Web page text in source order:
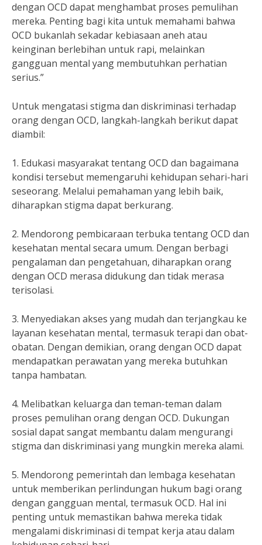
dengan OCD dapat menghambat proses pemulihan
mereka. Penting bagi kita untuk memahami bahwa
OCD bukanlah sekadar kebiasaan aneh atau
keinginan berlebihan untuk rapi, melainkan
gangguan mental yang membutuhkan perhatian
serius.”
Untuk mengatasi stigma dan diskriminasi terhadap
orang dengan OCD, langkah-langkah berikut dapat
diambil:
1. Edukasi masyarakat tentang OCD dan bagaimana
kondisi tersebut memengaruhi kehidupan sehari-hari
seseorang. Melalui pemahaman yang lebih baik,
diharapkan stigma dapat berkurang.
2. Mendorong pembicaraan terbuka tentang OCD dan
kesehatan mental secara umum. Dengan berbagi
pengalaman dan pengetahuan, diharapkan orang
dengan OCD merasa didukung dan tidak merasa
terisolasi.
3. Menyediakan akses yang mudah dan terjangkau ke
layanan kesehatan mental, termasuk terapi dan obat-
obatan. Dengan demikian, orang dengan OCD dapat
mendapatkan perawatan yang mereka butuhkan
tanpa hambatan.
4. Melibatkan keluarga dan teman-teman dalam
proses pemulihan orang dengan OCD. Dukungan
sosial dapat sangat membantu dalam mengurangi
stigma dan diskriminasi yang mungkin mereka alami.
5. Mendorong pemerintah dan lembaga kesehatan
untuk memberikan perlindungan hukum bagi orang
dengan gangguan mental, termasuk OCD. Hal ini
penting untuk memastikan bahwa mereka tidak
mengalami diskriminasi di tempat kerja atau dalam